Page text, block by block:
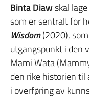
Binta Diawskal
som er sentralt for
Wisdom(2020),
utgangspunkt i den
Mami Wata
den rike historien
i overføring av